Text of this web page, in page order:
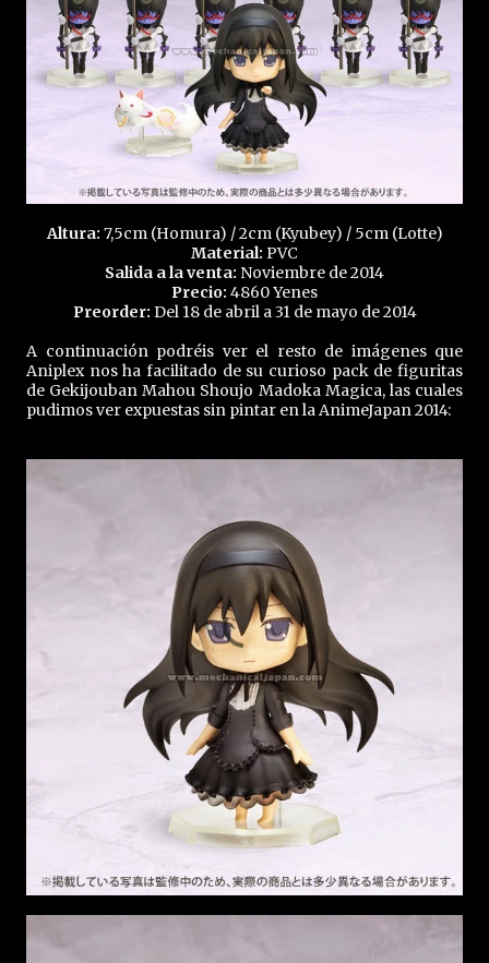
Altura: 7,5cm (Homura) / 2cm (Kyubey) / 5cm (Lotte)
Material: PVC
Salida a la venta: Noviembre de 2014
Precio: 4860 Yenes
Preorder: Del 18 de abril a 31 de mayo de 2014
A continuación podréis ver el resto de imágenes que
Aniplex nos ha facilitado de su curioso pack de figuritas
de Gekijouban Mahou Shoujo Madoka Magica, las cuales
pudimos ver expuestas sin pintar en la AnimeJapan 2014: